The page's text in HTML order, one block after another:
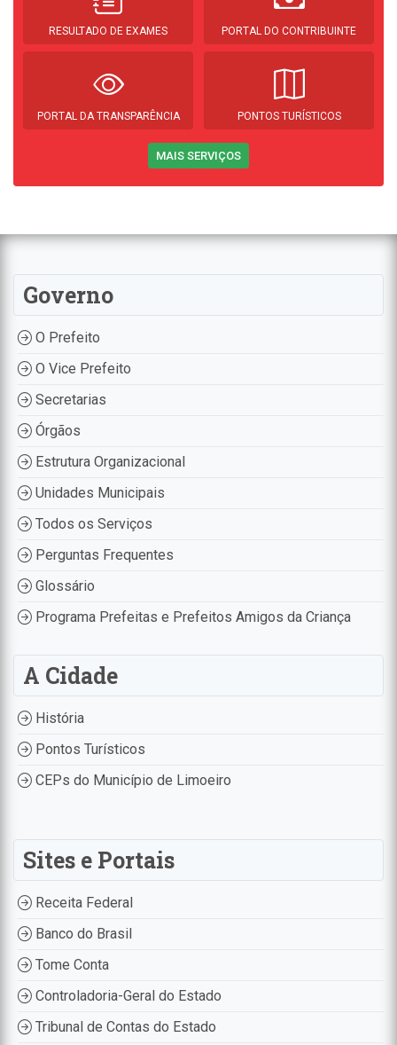
RESULTADO DE EXAMES PORTAL DO CONTRIBUINTE
PORTAL DA TRANSPARÊNCIA PONTOS TURÍSTICOS
MAIS SERVIÇOS
Governo
O Prefeito
O Vice Prefeito
Secretarias
Órgãos
Estrutura Organizacional
Unidades Municipais
Todos os Serviços
Perguntas Frequentes
Glossário
Programa Prefeitas e Prefeitos Amigos da Criança
A Cidade
História
Pontos Turísticos
CEPs do Município de Limoeiro
Sites e Portais
Receita Federal
Banco do Brasil
Tome Conta
Controladoria-Geral do Estado
Tribunal de Contas do Estado